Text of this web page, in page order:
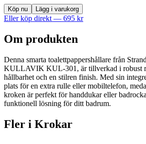
Köp nu Lägg i varukorg
Eller köp direkt — 695 kr
Om produkten
Denna smarta toalettpappershållare från
KULLAVIK KUL-301, är tillverkad i robust
hållbarhet och en stilren finish. Med sin
plats för en extra rulle eller mobiltelefon,
kroken är perfekt för handdukar eller
funktionell lösning för ditt badrum.
Fler i Krokar